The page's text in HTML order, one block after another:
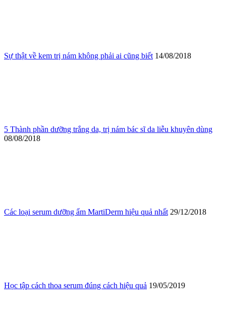
Sự thật về kem trị nám không phải ai cũng biết 14/08/2018
5 Thành phần dưỡng trắng da, trị nám bác sĩ da liễu khuyên dùng
08/08/2018
Các loại serum dưỡng ẩm MartiDerm hiệu quả nhất 29/12/2018
Học tập cách thoa serum đúng cách hiệu quả 19/05/2019